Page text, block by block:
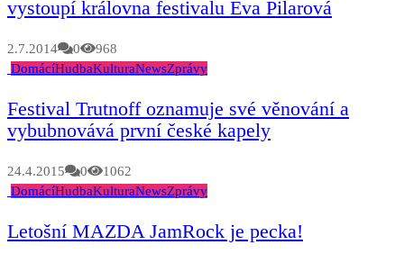
vystoupí královna festivalu Eva Pilarová
2.7.2014 0
968
DomácíHudbaKulturaNewsZprávy
Festival Trutnoff oznamuje své věnování a
vybubnovává první české kapely
24.4.2015 0
1062
DomácíHudbaKulturaNewsZprávy
Letošní MAZDA JamRock je pecka!